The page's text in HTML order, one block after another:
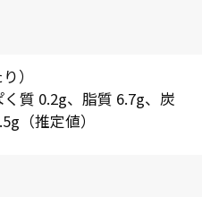
）
質 0.2g、脂質 6.7g、炭
（推定値）